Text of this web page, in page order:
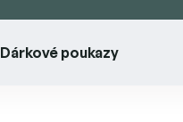
Dárkové poukazy